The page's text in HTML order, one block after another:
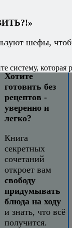
Хотите
готовить без
рецептов -
уверенно и
легко?
Книга
секретных
сочетаний
откроет вам
свободу
придумывать
блюда на ходу
и знать, что всё
получится.
шефы,
систему, которая